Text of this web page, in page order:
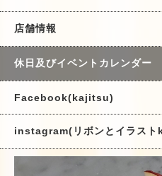
店舗情報
休日及びイベントカレンダー
Facebook(kajitsu)
instagram(リボンとイラス